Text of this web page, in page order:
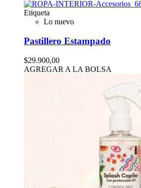
Etiqueta
Lo nuevo
Pastillero Estampado
$29.900,00
AGREGAR A LA BOLSA